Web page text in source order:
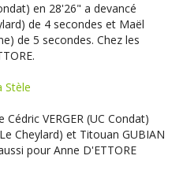
en 28'26" a devancé
de 4 secondes et Maël
de 5 secondes. Chez les
Stèle
VERGER (UC Condat)
Cheylard) et Titouan GUBIAN
pour Anne D'ETTORE